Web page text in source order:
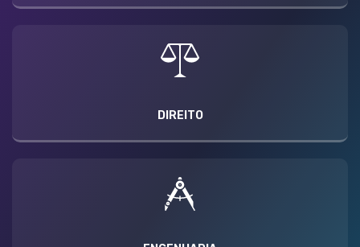
DIREITO